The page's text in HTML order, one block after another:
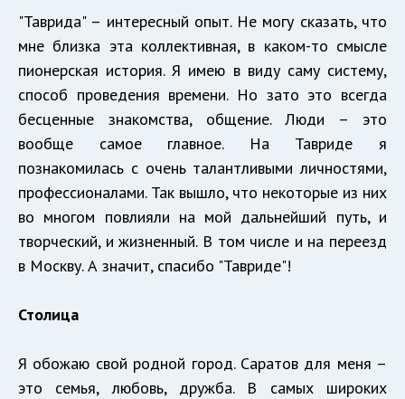
"Таврида" – интересный опыт. Не могу сказать, что
мне близка эта коллективная, в каком-то смысле
пионерская история. Я имею в виду саму систему,
способ проведения времени. Но зато это всегда
бесценные знакомства, общение. Люди – это
вообще самое главное. На Тавриде я
познакомилась с очень талантливыми личностями,
профессионалами. Так вышло, что некоторые из них
во многом повлияли на мой дальнейший путь, и
творческий, и жизненный. В том числе и на переезд
в Москву. А значит, спасибо "Тавриде"!
Столица
Я обожаю свой родной город. Саратов для меня –
это семья, любовь, дружба. В самых широких